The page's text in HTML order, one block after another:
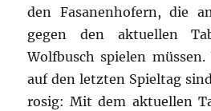
den Fasanenhofern, die
gegen den aktuellen
Wolfbusch spielen müssen.
auf den letzten Spieltag
rosig: Mit dem aktuellen